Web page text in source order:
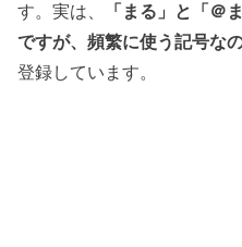
す。実は、
「まる」と「＠
ですが、頻繁に使う記号な
登録しています。